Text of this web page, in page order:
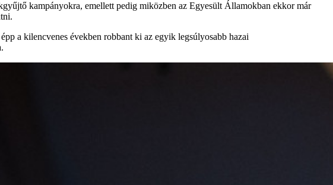
kampányokra, emellett pedig miközben az Egyesült Államokban ekkor már
a kilencvenes években robbant ki az egyik legsúlyosabb hazai